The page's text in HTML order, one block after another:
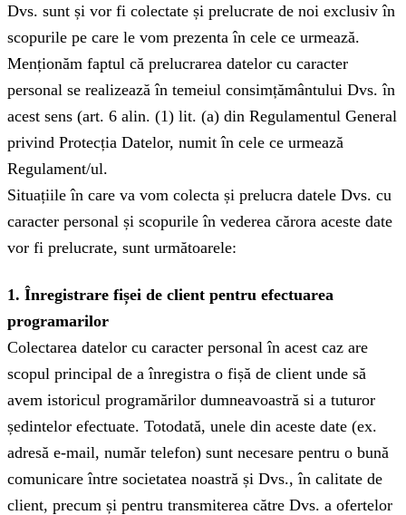
Dvs. sunt și vor fi colectate și prelucrate de noi exclusiv în
scopurile pe care le vom prezenta în cele ce urmează.
Menționăm faptul că prelucrarea datelor cu caracter
personal se realizează în temeiul consimțământului Dvs. în
acest sens (art. 6 alin. (1) lit. (a) din Regulamentul General
privind Protecția Datelor, numit în cele ce urmează
Regulament/ul.
Situațiile în care va vom colecta și prelucra datele Dvs. cu
caracter personal și scopurile în vederea cărora aceste date
vor fi prelucrate, sunt următoarele:
1. Înregistrare fișei de client pentru efectuarea
programarilor
Colectarea datelor cu caracter personal în acest caz are
scopul principal de a înregistra o fișă de client unde să
avem istoricul programărilor dumneavoastră si a tuturor
ședintelor efectuate. Totodată, unele din aceste date (ex.
adresă e-mail, număr telefon) sunt necesare pentru o bună
comunicare între societatea noastră și Dvs., în calitate de
client, precum și pentru transmiterea către Dvs. a ofertelor